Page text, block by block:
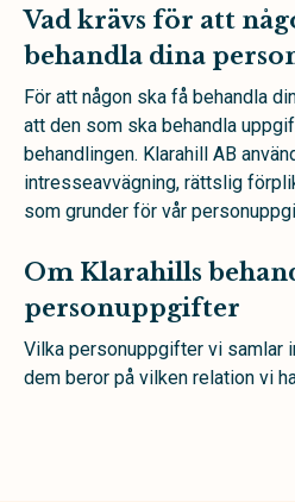
Vad krävs för att
behandla dina
För att någon ska få behandla
att den som ska behandla
behandlingen. Klarahill AB
intresseavvägning, rättslig
som grunder för vår
Om Klarahills
personuppgifter
Vilka personuppgifter vi samlar
dem beror på vilken relation vi